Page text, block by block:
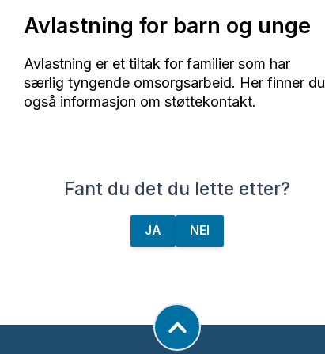
Avlastning for barn og unge
Avlastning er et tiltak for familier som har
særlig tyngende omsorgsarbeid. Her finner du
også informasjon om støttekontakt.
Fant du det du lette etter?
JA NEI